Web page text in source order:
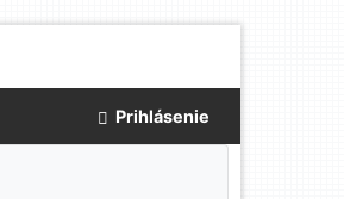
Prihlásenie